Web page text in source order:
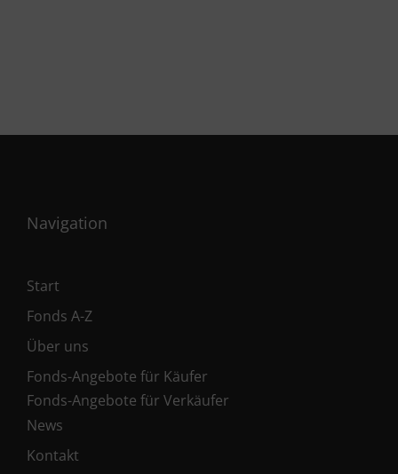
Navigation
Start
Fonds A-Z
Über uns
Fonds-Angebote für Käufer
Fonds-Angebote für Verkäufer
News
Kontakt